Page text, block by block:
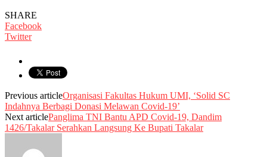
SHARE
Facebook
Twitter
Previous articleOrganisasi Fakultas Hukum UMI, ‘Solid SC
Indahnya Berbagi Donasi Melawan Covid-19’
Next articlePanglima TNI Bantu APD Covid-19, Dandim
1426/Takalar Serahkan Langsung Ke Bupati Takalar